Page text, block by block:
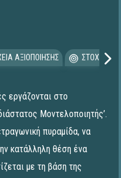
ΑΞΙΟΠΟΙΗΣΗΣ
εργάζονται στο
Μοντελοποιητής’.
πυραμίδα, να
κατάλληλη θέση ένα
με τη βάση της